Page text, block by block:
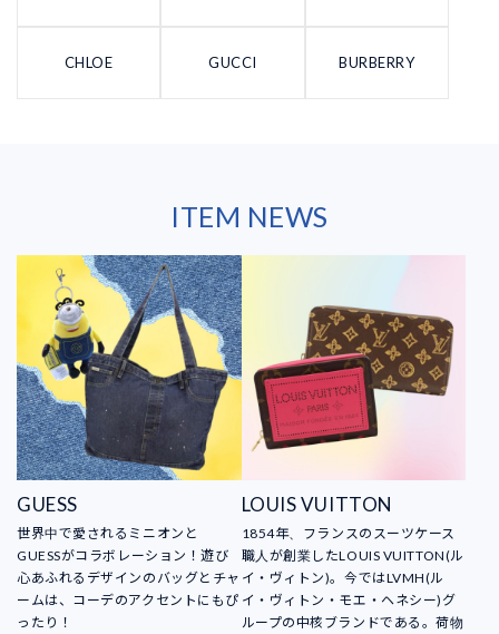
CHLOE GUCCI BURBERRY
ITEM NEWS
GUESS
世界中で愛されるミニオンと
GUESSがコラボレーション！遊び
心あふれるデザインのバッグとチャ
ームは、コーデのアクセントにもぴ
ったり！
LOUIS VUITTON
1854年、フランスのスーツケース
職人が創業したLOUIS VUITTON(ル
イ・ヴィトン)。今ではLVMH(ル
イ・ヴィトン・モエ・ヘネシー)グ
ループの中核ブランドである。荷物